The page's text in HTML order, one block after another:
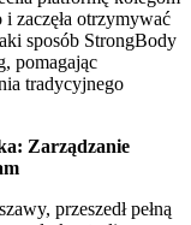
i zaczęła otrzymywać
sposób StrongBody
pomagając
tradycyjnego
Zarządzanie
przeszedł pełną